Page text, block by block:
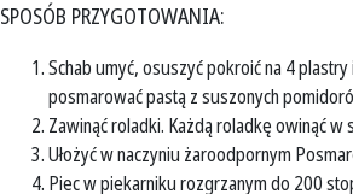
SPOSÓB PRZYGOTOWANIA:
Schab umyć, osuszyć pokroić na 4
posmarować pastą z suszonych
Zawinąć roladki. Każdą roladkę owinąć w
Ułożyć w naczyniu żaroodpornym
Piec w piekarniku rozgrzanym do 200